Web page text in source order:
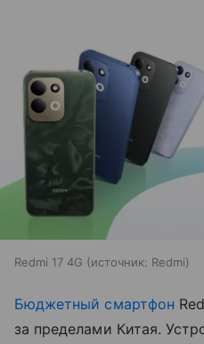
Redmi 17 4G источник: Redmi
Бюджетный смартфон
за пределами Китая.